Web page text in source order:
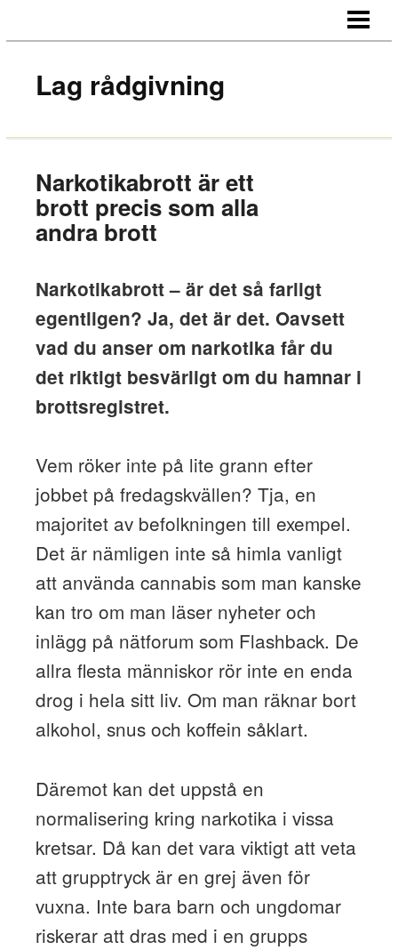
KONTAKT
Lag rådgivning
Narkotikabrott är ett
brott precis som alla
andra brott
Narkotikabrott – är det så farligt
egentligen? Ja, det är det. Oavsett
vad du anser om narkotika får du
det riktigt besvärligt om du hamnar i
brottsregistret.
Vem röker inte på lite grann efter
jobbet på fredagskvällen? Tja, en
majoritet av befolkningen till exempel.
Det är nämligen inte så himla vanligt
att använda cannabis som man kanske
kan tro om man läser nyheter och
inlägg på nätforum som Flashback. De
allra flesta människor rör inte en enda
drog i hela sitt liv. Om man räknar bort
alkohol, snus och koffein såklart.
Däremot kan det uppstå en
normalisering kring narkotika i vissa
kretsar. Då kan det vara viktigt att veta
att grupptryck är en grej även för
vuxna. Inte bara barn och ungdomar
riskerar att dras med i en grupps